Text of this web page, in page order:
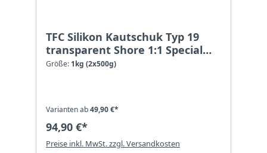
TFC Silikon Kautschuk Typ 19
transparent Shore 1:1 Special
Effect - Größe: 1kg (2x500g)
Größe: 1kg (2x500g)
Varianten ab49,90 €*
94,90 €*
Preise inkl. MwSt. zzgl. Versandkosten